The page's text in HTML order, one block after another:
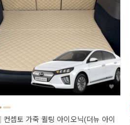
컨셉토 가죽 퀼팅 아이오닉(더뉴 아이